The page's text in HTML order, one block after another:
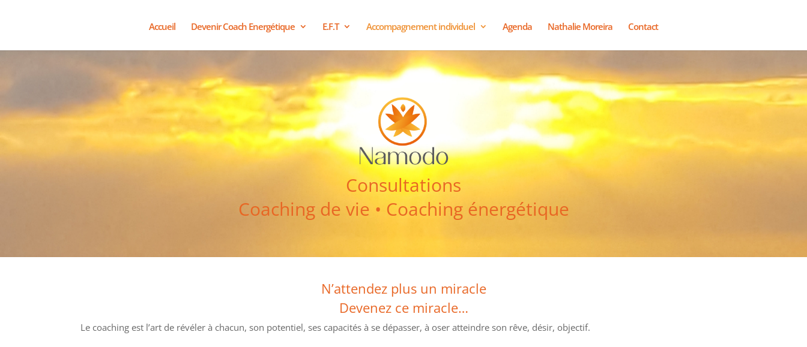
Accueil Devenir Coach Energétique E.F.T Accompagnement individuel Agenda Nathalie Moreira Contact
Consultations
Coaching de vie • Coaching énergétique
N’attendez plus un miracle
Devenez ce miracle…
Le coaching est l’art de révéler à chacun, son potentiel, ses capacités à se dépasser, à oser atteindre son rêve, désir, objectif.